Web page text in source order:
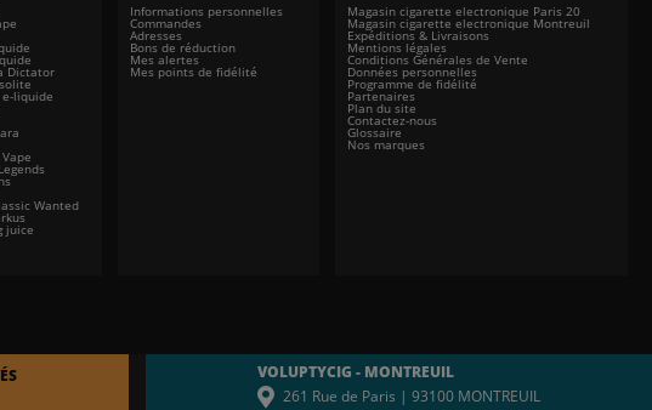
Dictator
liquide
Wanted
juice
Informations personnelles
Commandes
Adresses
Bons de réduction
Mes alertes
Mes points de fidélité
Magasin cigarette electronique Paris 20
Magasin cigarette electronique Montreuil
Expéditions & Livraisons
Mentions légales
Conditions Générales de Vente
Données personnelles
Programme de fidélité
Partenaires
Plan du site
Contactez-nous
Glossaire
Nos marques
VOLUPTYCIG - MONTREUIL
261 Rue de Paris | 93100 MONTREUIL